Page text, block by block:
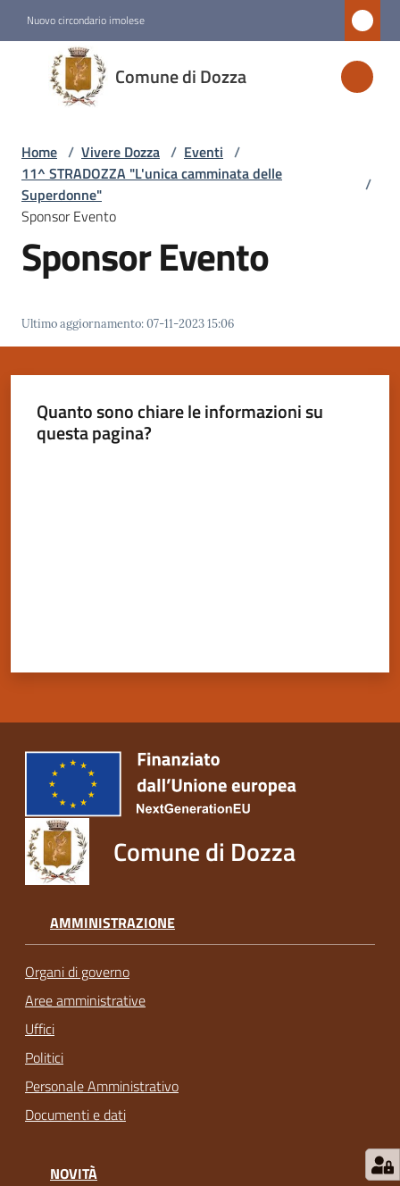
Nuovo circondario imolese
Comune di Dozza
Comune
di
Dozza
Amministrazione
Novità
Menu selezionato
su
Home / Vivere Dozza / Eventi /
11^ STRADOZZA "L'unica camminata delle
Superdonne"
/
Sponsor Evento
Sponsor Evento
Ultimo aggiornamento:07-11-2023 15:06
Quanto sono chiare le informazioni su
questa pagina?
Comune di Dozza
AMMINISTRAZIONE
Organi di governo
Aree amministrative
Uffici
Politici
Personale Amministrativo
Documenti e dati
NOVITÀ